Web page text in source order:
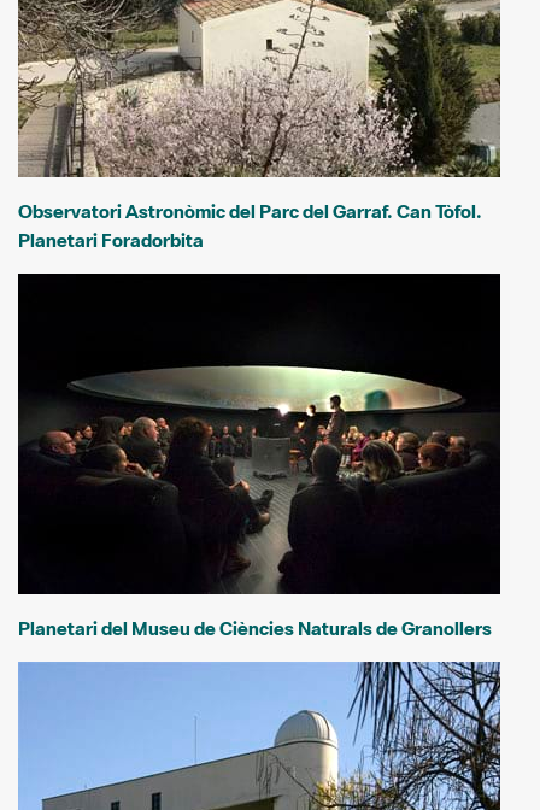
Observatori Astronòmic del Parc del Garraf. Can Tòfol.
Planetari Foradorbita
Planetari del Museu de Ciències Naturals de Granollers